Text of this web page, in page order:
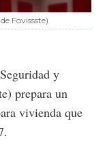
Fovissste)
y
prepara un
vivienda que